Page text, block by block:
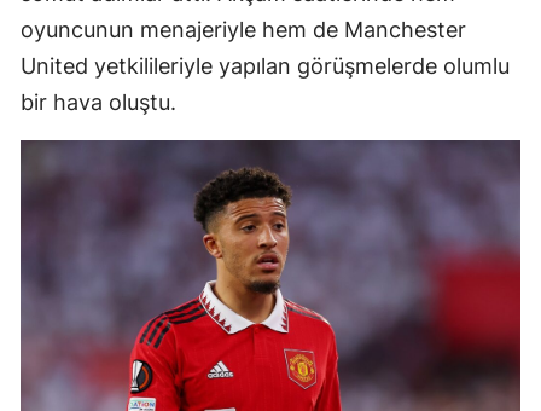
oyuncunun menajeriyle hem de Manchester
United yetkilileriyle yapılan görüşmelerde olumlu
bir hava oluştu.